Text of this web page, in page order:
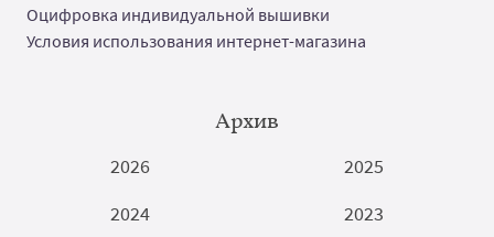
Оцифровка индивидуальной вышивки
Условия использования интернет-магазина
Архив
2026
2025
2024
2023